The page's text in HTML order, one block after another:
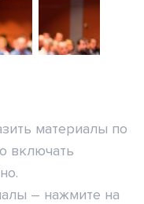
материалы по
включать
– нажмите на